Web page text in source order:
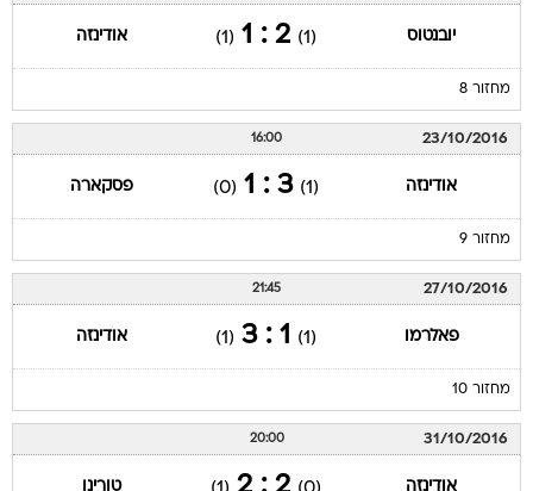
יובנטוס (1)
2 : 1
(1) אודינזה
מחזור 8
23/10/2016
16:00
אודינזה (1)
3 : 1
(0) פסקארה
מחזור 9
27/10/2016
21:45
פאלרמו (1)
1 : 3
(1) אודינזה
מחזור 10
31/10/2016
20:00
אודינזה טורינו